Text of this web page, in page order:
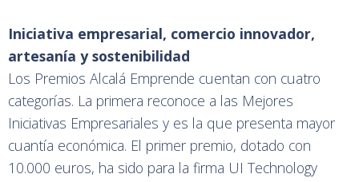
Iniciativa empresarial, comercio innovador,
artesanía y sostenibilidad
Los Premios Alcalá Emprende cuentan con cuatro
categorías. La primera reconoce a las Mejores
Iniciativas Empresariales y es la que presenta mayor
cuantía económica. El primer premio, dotado con
10.000 euros, ha sido para la firma UI Technology